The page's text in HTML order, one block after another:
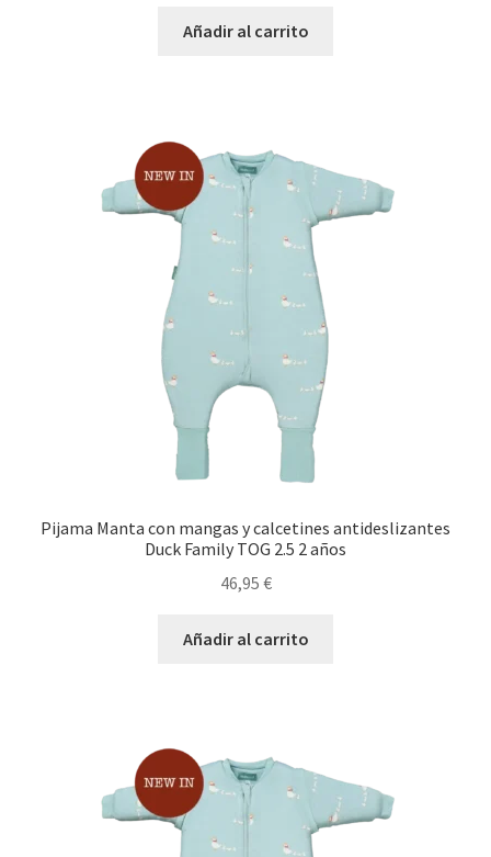
Añadir al carrito
Pijama Manta con mangas y calcetines antideslizantes
Duck Family TOG 2.5 2 años
46,95 €
Añadir al carrito